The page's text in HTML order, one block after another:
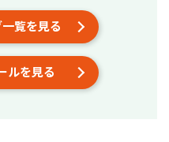
ルジム、土木工事会社、
ど多業種に対応してきま
策においては、ゼロから
規サイトをニッチ市場で
ワード検索1位に導き、月
月商500万円の売上を実現
覧を見る
ルを見る